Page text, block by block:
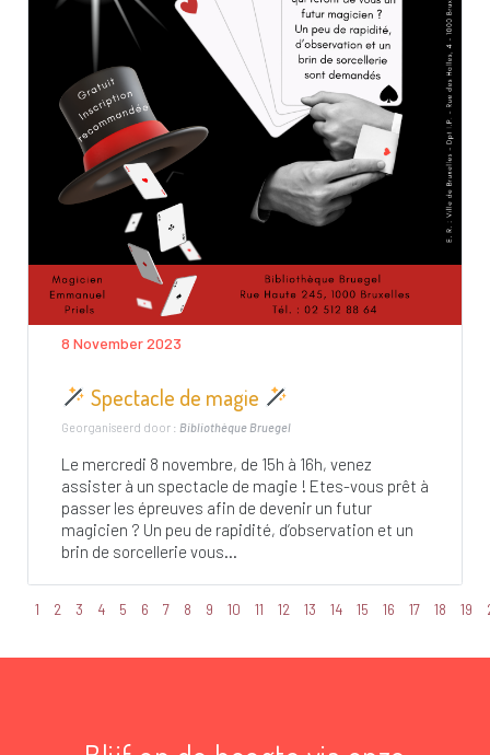
8 November 2023
Spectacle de magie
Georganiseerd door : Bibliothèque Bruegel
Le mercredi 8 novembre, de 15h à 16h, venez
assister à un spectacle de magie ! Etes-vous prêt à
passer les épreuves afin de devenir un futur
magicien ? Un peu de rapidité, d’observation et un
brin de sorcellerie vous...
1 2 3 4 5 6 7 8 9 10 11 12 13 14 15 16 17 18 19